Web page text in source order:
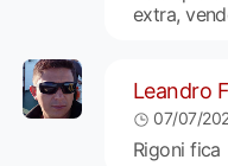
extra,
Leandro
07/07/
Rigoni fica